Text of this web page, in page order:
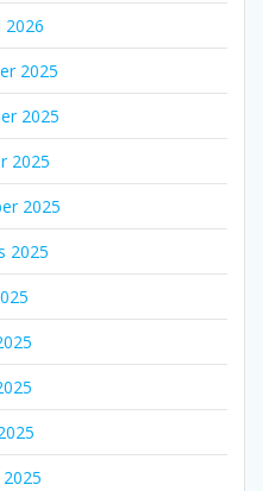
2026
2025
2025
2025
2025
2025